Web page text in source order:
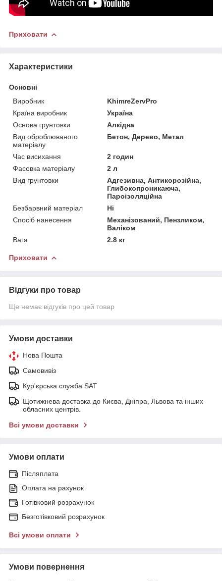
Приховати
Характеристики
Основні
Виробник
KhimreZervPro
Країна виробник
Україна
Основа грунтовки
Алкідна
Вид оброблюваного
матеріалу
Бетон, Дерево, Метал
Час висихання
2 годин
Фасовка матеріалу
2 л
Вид грунтовки
Адгезивна, Антикорозійна,
Глибокопроникаюча,
Пароізоляційна
Безбарвний матеріал
Ні
Спосіб нанесення
Механізований, Пензликом,
Валіком
Вага
2.8 кг
Приховати
Відгуки про товар
Ще немає відгуків про цей товар
Умови доставки
Нова Пошта
Самовивіз
Кур'єрська служба SAT
Щотижнева доставка до Києва, Дніпра, Львова та інших
обласних центрів.
Всі умови доставки
Умови оплати
Післяплата
Оплата на рахунок
Готівковий розрахунок
Безготівковий розрахунок
Всі умови оплати
Умови повернення